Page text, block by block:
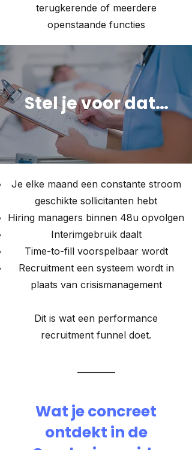
terugkerende of meerdere
openstaande functies
Stel je voor dat…
Je elke maand een constante stroom
geschikte sollicitanten hebt
Hiring managers binnen 48u opvolgen
Interimgebruik daalt
Time-to-fill voorspelbaar wordt
Recruitment een systeem wordt in
plaats van crisismanagement
Dit is wat een performance
recruitment funnel doet.
Wat je concreet
ontdekt in de